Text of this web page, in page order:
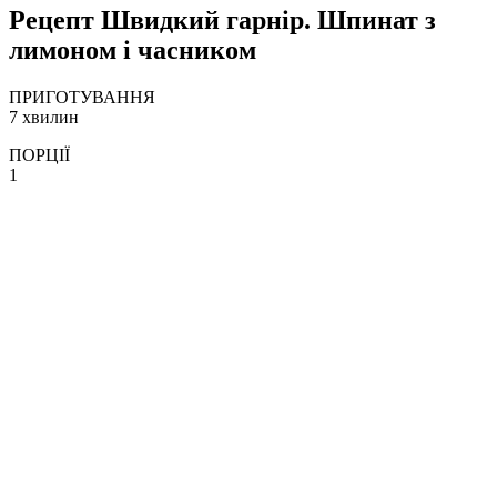
Рецепт Швидкий гарнір. Шпинат з
лимоном і часником
ПРИГОТУВАННЯ
7 хвилин
ПОРЦІЇ
1